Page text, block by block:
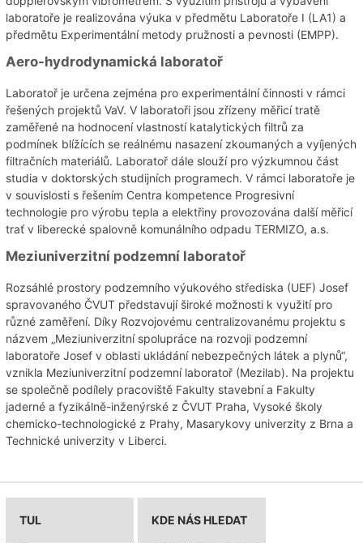
laboratoře je realizována výuka v předmětu Laboratoře I (LA1) a
předmětu Experimentální metody pružnosti a pevnosti (EMPP).
Aero-hydrodynamická laboratoř
Laboratoř je určena zejména pro experimentální činnosti v rámci
řešených projektů VaV. V laboratoři jsou zřízeny měřicí tratě
zaměřené na hodnocení vlastností katalytických filtrů za
podmínek blížících se reálnému nasazení zkoumaných a vyíjených
filtračních materiálů. Laboratoř dále slouží pro výzkumnou část
studia v doktorských studijních programech. V rámci laboratoře je
v souvislosti s řešením Centra kompetence Progresivní
technologie pro výrobu tepla a elektřiny provozována další měřicí
trať v liberecké spalovně komunálního odpadu TERMIZO, a.s.
Meziuniverzitní podzemní laboratoř
Rozsáhlé prostory podzemního výukového střediska (UEF) Josef
spravovaného ČVUT představují široké možnosti k využití pro
různé zaměření. Díky Rozvojovému centralizovanému projektu s
názvem „Meziuniverzitní spolupráce na rozvoji podzemní
laboratoře Josef v oblasti ukládání nebezpečných látek a plynů“,
vznikla Meziuniverzitní podzemní laboratoř (Mezilab). Na projektu
se společně podílely pracoviště Fakulty stavební a Fakulty
jaderné a fyzikálně-inženýrské z ČVUT Praha, Vysoké školy
chemicko-technologické z Prahy, Masarykovy univerzity z Brna a
Technické univerzity v Liberci.
TUL KDE NÁS HLEDAT